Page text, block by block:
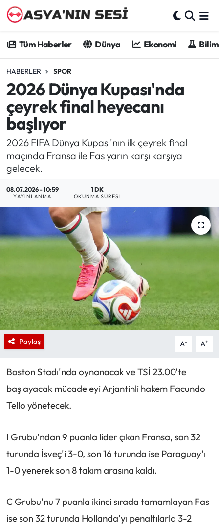
Tüm Haberler Dünya Ekonomi
HABERLER SPOR
2026 Dünya Kupası'nda
çeyrek final heyecanı
başlıyor
2026 FIFA Dünya Kupası'nın ilk çeyrek final
maçında Fransa ile Fas yarın karşı karşıya
gelecek.
08.07.2026 - 10:59
YAYINLANMA
1 DK
OKUNMA SÜRESI
Paylaş A- A+
Boston Stadı'nda oynanacak ve TSİ 23.00'te
başlayacak mücadeleyi Arjantinli hakem Facundo
Tello yönetecek.
I Grubu'ndan 9 puanla lider çıkan Fransa, son 32
turunda İsveç'i 3-0, son 16 turunda ise Paraguay'ı
1-0 yenerek son 8 takım arasına kaldı.
C Grubu'nu 7 puanla ikinci sırada tamamlayan Fas
ise son 32 turunda Hollanda'yı penaltılarla 3-2
Dünya
Ekonomi
Bilim - Teknoloji
Kültür - Sanat
Spor
Asya-Pasifik
Yazarlar